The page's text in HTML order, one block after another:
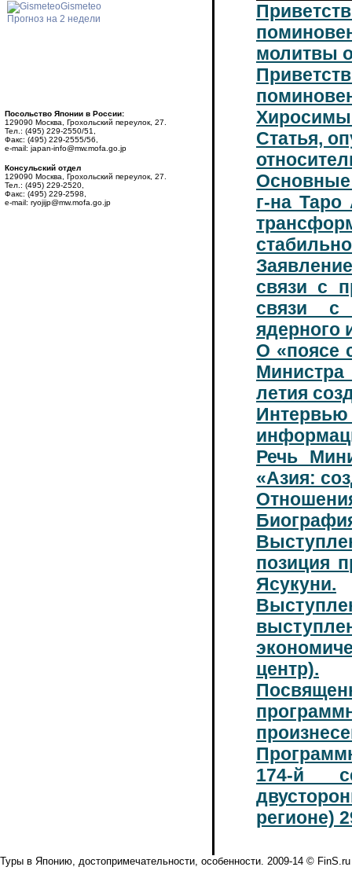
Gismeteo
Прогноз на 2 недели
Посольство Японии в России:
129090 Москва, Грохольский переулок, 27.
Тел.: (495) 229-2550/51,
Факс: (495) 229-2555/56,
e-mail: japan-info@mw.mofa.go.jp
Консульский отдел
129090 Москва, Грохольский переулок, 27.
Тел.: (495) 229-2520,
Факс: (495) 229-2598,
e-mail: ryojijp@mw.mofa.go.jp
молитвы
Статья,
Основные
г-на
связи с
связи с
ядерного
О «поясе
летия
Речь
«Азия:
позиция
Ясукуни.
центр).
174-й
регионе)
Туры в Японию, достопримечательности, особенности. 2009-14 © FinS.ru